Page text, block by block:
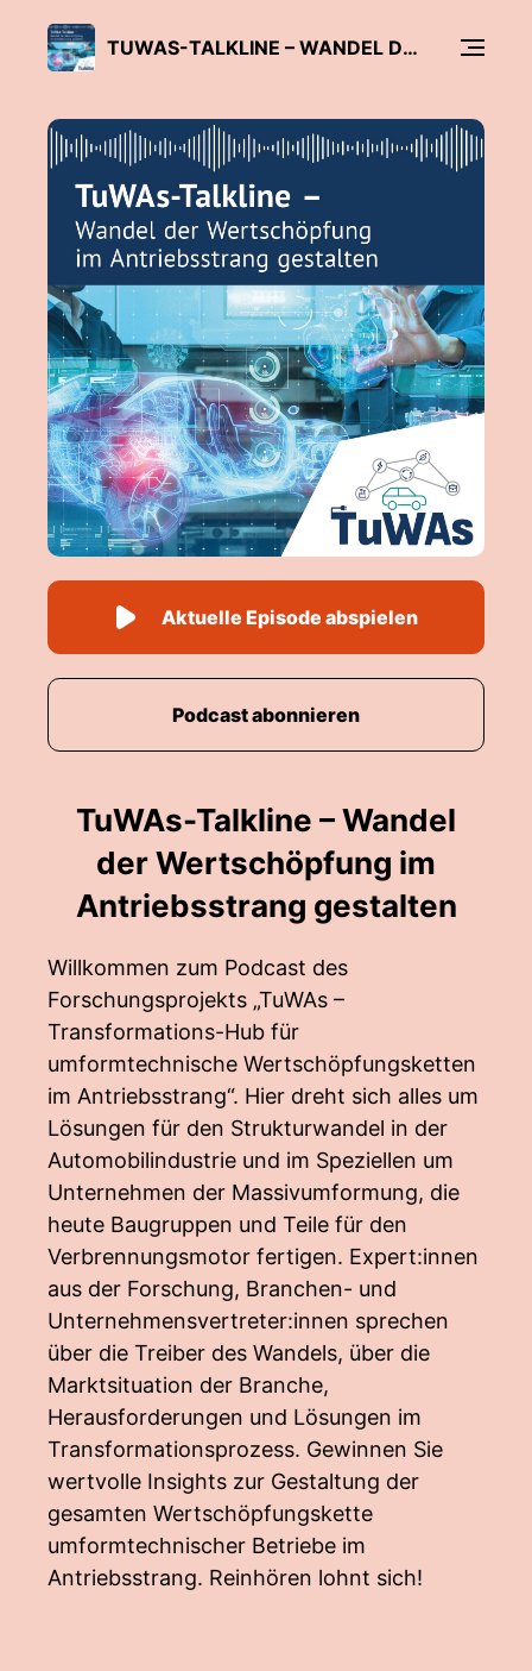
TUWAS-TALKLINE – WANDEL DER WERTSCHÖPFUNG IM ANTRIEBSSTRANG GESTALTEN
TuWAs-Talkline – Wandel
der Wertschöpfung im
Antriebsstrang gestalten
Willkommen zum Podcast des
Forschungsprojekts „TuWAs –
Transformations-Hub für
umformtechnische Wertschöpfungsketten
im Antriebsstrang“. Hier dreht sich alles um
Lösungen für den Strukturwandel in der
Automobilindustrie und im Speziellen um
Unternehmen der Massivumformung, die
heute Baugruppen und Teile für den
Verbrennungsmotor fertigen. Expert:innen
aus der Forschung, Branchen- und
Unternehmensvertreter:innen sprechen
über die Treiber des Wandels, über die
Marktsituation der Branche,
Herausforderungen und Lösungen im
Transformationsprozess. Gewinnen Sie
wertvolle Insights zur Gestaltung der
gesamten Wertschöpfungskette
umformtechnischer Betriebe im
Antriebsstrang. Reinhören lohnt sich!
Aktuelle Episode abspielen
Podcast abonnieren